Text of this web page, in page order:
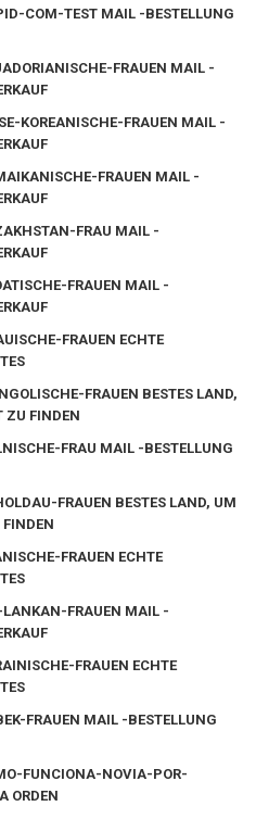
COM-TEST MAIL -BESTELLUNG
FRAUEN MAIL -
KOREANISCHE-FRAUEN MAIL -
FRAUEN MAIL -
FRAU MAIL -
FRAUEN MAIL -
FRAUEN ECHTE
FRAUEN BESTES LAND,
ZU FINDEN
FRAU MAIL -BESTELLUNG
FRAUEN BESTES LAND, UM
FRAUEN ECHTE
LANKAN-FRAUEN MAIL -
FRAUEN ECHTE
FRAUEN MAIL -BESTELLUNG
FUNCIONA-NOVIA-POR-
ORDEN